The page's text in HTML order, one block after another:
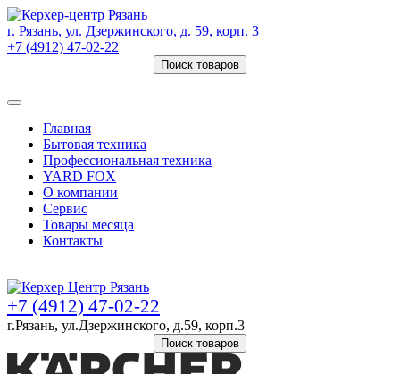
г. Рязань, ул. Дзержинского, д. 59, корп. 3
+7 (4912) 47-02-22
Поиск товаров
Главная
Бытовая техника
Профессиональная техника
YARD FOX
О компании
Сервис
Товары месяца
Контакты
+7 (4912) 47-02-22
г.Рязань, ул.Дзержинского, д.59, корп.3
Поиск товаров